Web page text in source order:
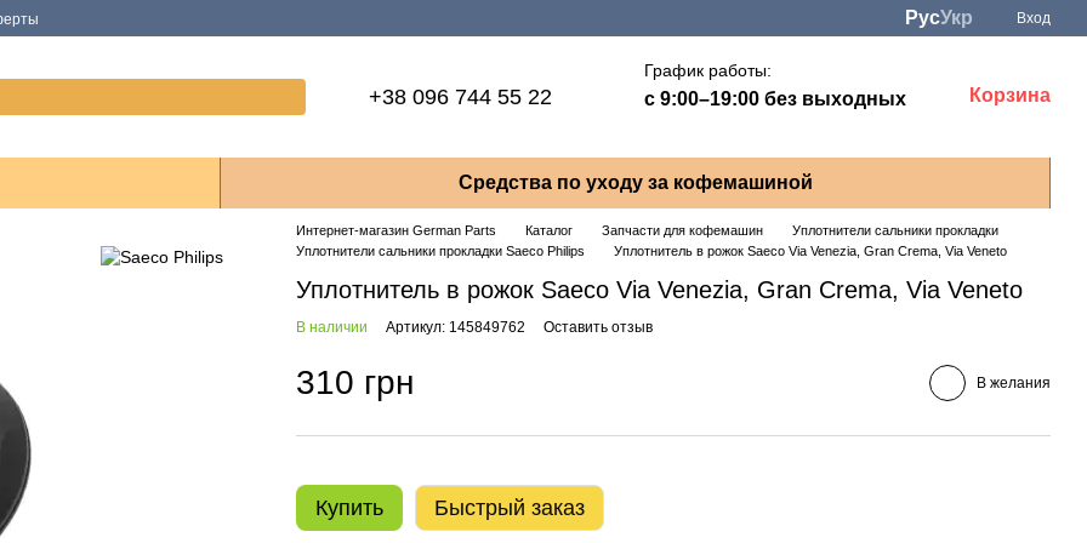
РусУкр Вход
+38 096 744 55 22
График работы:
с 9:00–19:00 без выходных Корзина
Средства по уходу за кофемашиной
Интернет-магазин German Parts Каталог Запчасти для кофемашин
Уплотнители сальники прокладки
Уплотнители сальники прокладки Saeco Philips
Уплотнитель в рожок Saeco Via Venezia, Gran Crema, Via Veneto
Уплотнитель в рожок Saeco Via Venezia, Gran Crema, Via Veneto
В наличии Артикул: 145849762 Оставить отзыв
310 грн В желания
Купить Быстрый заказ